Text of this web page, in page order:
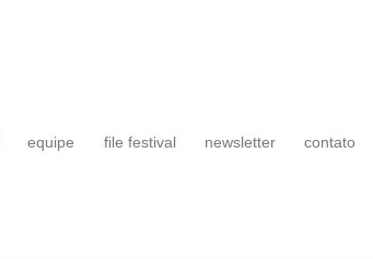
equipe file festival newsletter contato